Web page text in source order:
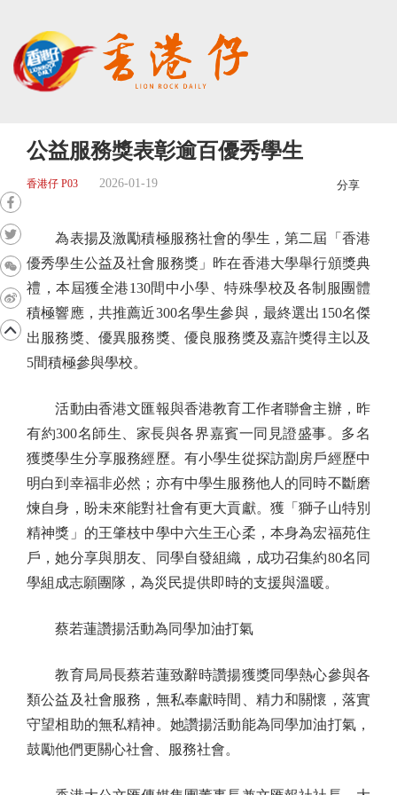
公益服務獎表彰逾百優秀學生
香港仔 P03 2026-01-19 分享
為表揚及激勵積極服務社會的學生，第二屆「香港
優秀學生公益及社會服務獎」昨在香港大學舉行頒獎典
禮，本屆獲全港130間中小學、特殊學校及各制服團體
積極響應，共推薦近300名學生參與，最終選出150名傑
出服務獎、優異服務獎、優良服務獎及嘉許獎得主以及
5間積極參與學校。
活動由香港文匯報與香港教育工作者聯會主辦，昨
有約300名師生、家長與各界嘉賓一同見證盛事。多名
獲獎學生分享服務經歷。有小學生從探訪劏房戶經歷中
明白到幸福非必然；亦有中學生服務他人的同時不斷磨
煉自身，盼未來能對社會有更大貢獻。獲「獅子山特別
精神獎」的王肇枝中學中六生王心柔，本身為宏福苑住
戶，她分享與朋友、同學自發組織，成功召集約80名同
學組成志願團隊，為災民提供即時的支援與溫暖。
蔡若蓮讚揚活動為同學加油打氣
教育局局長蔡若蓮致辭時讚揚獲獎同學熱心參與各
類公益及社會服務，無私奉獻時間、精力和關懷，落實
守望相助的無私精神。她讚揚活動能為同學加油打氣，
鼓勵他們更關心社會、服務社會。